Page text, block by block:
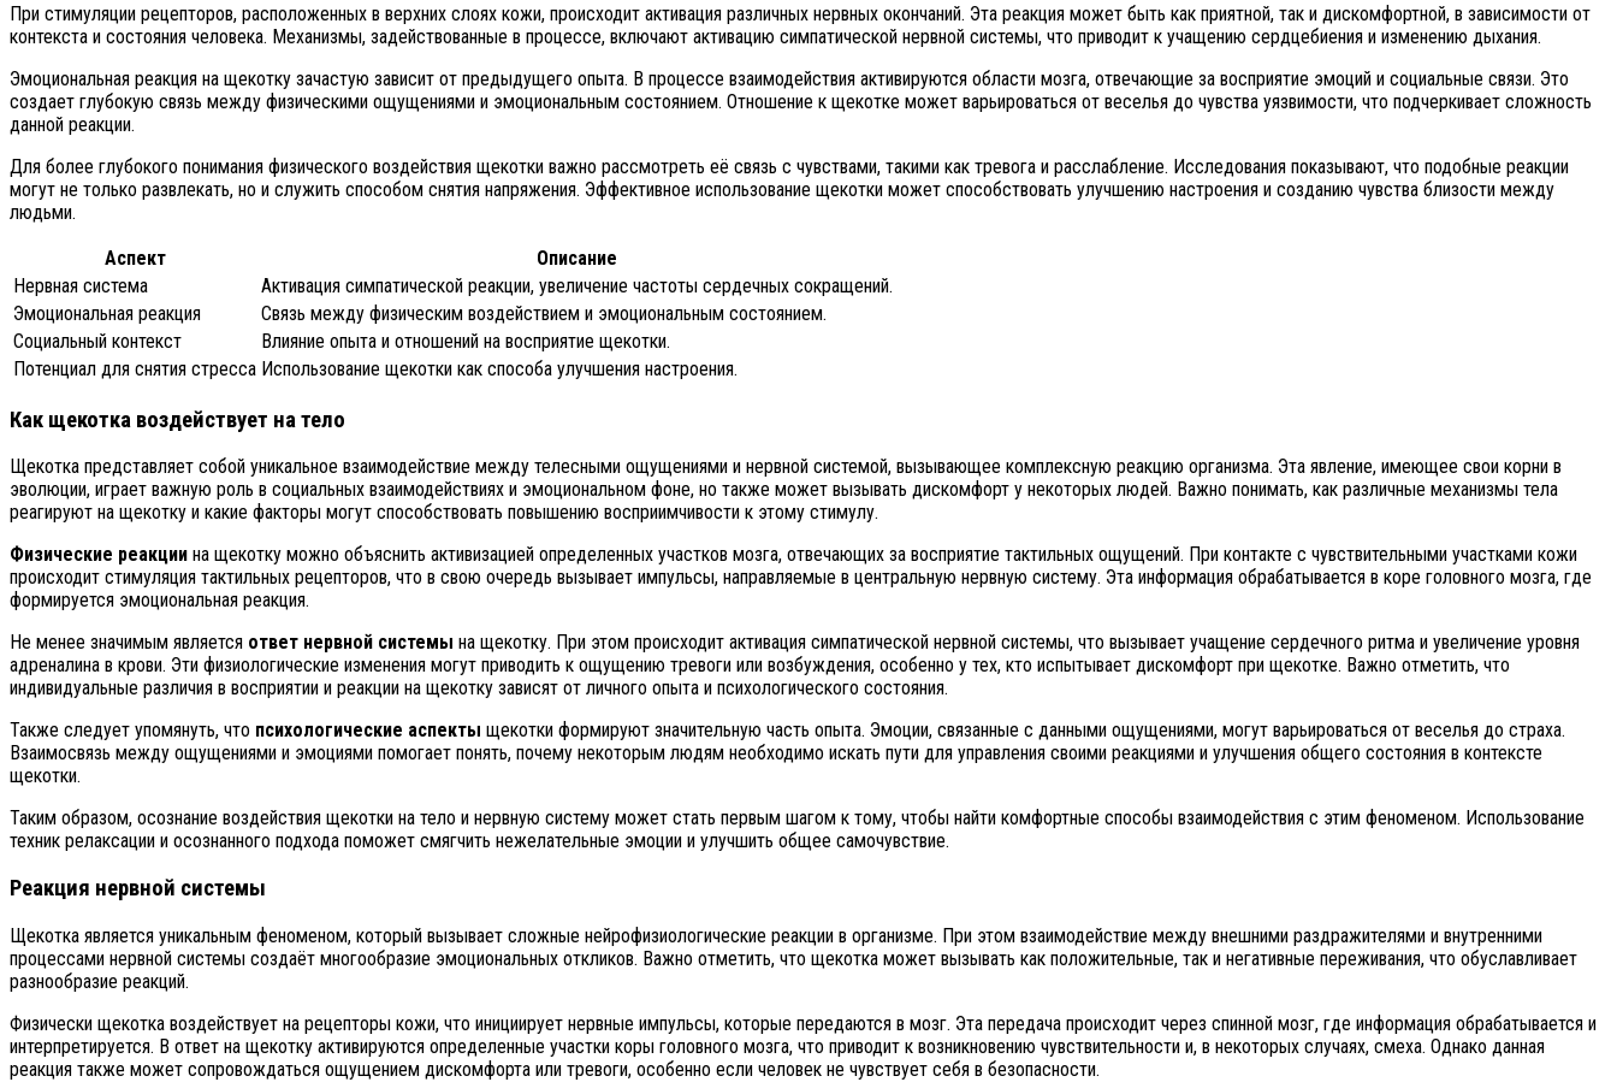
При стимуляции рецепторов, расположенных в верхних слоях кожи, происходит активация различных нервных окончаний. Эта реакция может быть как приятной, так и дискомфортной, в зависимости от
контекста и состояния человека. Механизмы, задействованные в процессе, включают активацию симпатической нервной системы, что приводит к учащению сердцебиения и изменению дыхания.
Эмоциональная реакция на щекотку зачастую зависит от предыдущего опыта. В процессе взаимодействия активируются области мозга, отвечающие за восприятие эмоций и социальные связи. Это
создает глубокую связь между физическими ощущениями и эмоциональным состоянием. Отношение к щекотке может варьироваться от веселья до чувства уязвимости, что подчеркивает сложность
данной реакции.
Для более глубокого понимания физического воздействия щекотки важно рассмотреть её связь с чувствами, такими как тревога и расслабление. Исследования показывают, что подобные реакции
могут не только развлекать, но и служить способом снятия напряжения. Эффективное использование щекотки может способствовать улучшению настроения и созданию чувства близости между
людьми.
Аспект
Описание
Нервная система
Активация симпатической реакции, увеличение частоты сердечных сокращений.
Эмоциональная реакция
Связь между физическим воздействием и эмоциональным состоянием.
Социальный контекст
Влияние опыта и отношений на восприятие щекотки.
Потенциал для снятия стресса Использование щекотки как способа улучшения настроения.
Как щекотка воздействует на тело
Щекотка представляет собой уникальное взаимодействие между телесными ощущениями и нервной системой, вызывающее комплексную реакцию организма. Эта явление, имеющее свои корни в
эволюции, играет важную роль в социальных взаимодействиях и эмоциональном фоне, но также может вызывать дискомфорт у некоторых людей. Важно понимать, как различные механизмы тела
реагируют на щекотку и какие факторы могут способствовать повышению восприимчивости к этому стимулу.
Физические реакции на щекотку можно объяснить активизацией определенных участков мозга, отвечающих за восприятие тактильных ощущений. При контакте с чувствительными участками кожи
происходит стимуляция тактильных рецепторов, что в свою очередь вызывает импульсы, направляемые в центральную нервную систему. Эта информация обрабатывается в коре головного мозга, где
формируется эмоциональная реакция.
Не менее значимым является ответ нервной системы на щекотку. При этом происходит активация симпатической нервной системы, что вызывает учащение сердечного ритма и увеличение уровня
адреналина в крови. Эти физиологические изменения могут приводить к ощущению тревоги или возбуждения, особенно у тех, кто испытывает дискомфорт при щекотке. Важно отметить, что
индивидуальные различия в восприятии и реакции на щекотку зависят от личного опыта и психологического состояния.
Также следует упомянуть, что психологические аспекты щекотки формируют значительную часть опыта. Эмоции, связанные с данными ощущениями, могут варьироваться от веселья до страха.
Взаимосвязь между ощущениями и эмоциями помогает понять, почему некоторым людям необходимо искать пути для управления своими реакциями и улучшения общего состояния в контексте
щекотки.
Таким образом, осознание воздействия щекотки на тело и нервную систему может стать первым шагом к тому, чтобы найти комфортные способы взаимодействия с этим феноменом. Использование
техник релаксации и осознанного подхода поможет смягчить нежелательные эмоции и улучшить общее самочувствие.
Реакция нервной системы
Щекотка является уникальным феноменом, который вызывает сложные нейрофизиологические реакции в организме. При этом взаимодействие между внешними раздражителями и внутренними
процессами нервной системы создаёт многообразие эмоциональных откликов. Важно отметить, что щекотка может вызывать как положительные, так и негативные переживания, что обуславливает
разнообразие реакций.
Физически щекотка воздействует на рецепторы кожи, что инициирует нервные импульсы, которые передаются в мозг. Эта передача происходит через спинной мозг, где информация обрабатывается и
интерпретируется. В ответ на щекотку активируются определенные участки коры головного мозга, что приводит к возникновению чувствительности и, в некоторых случаях, смеха. Однако данная
реакция также может сопровождаться ощущением дискомфорта или тревоги, особенно если человек не чувствует себя в безопасности.